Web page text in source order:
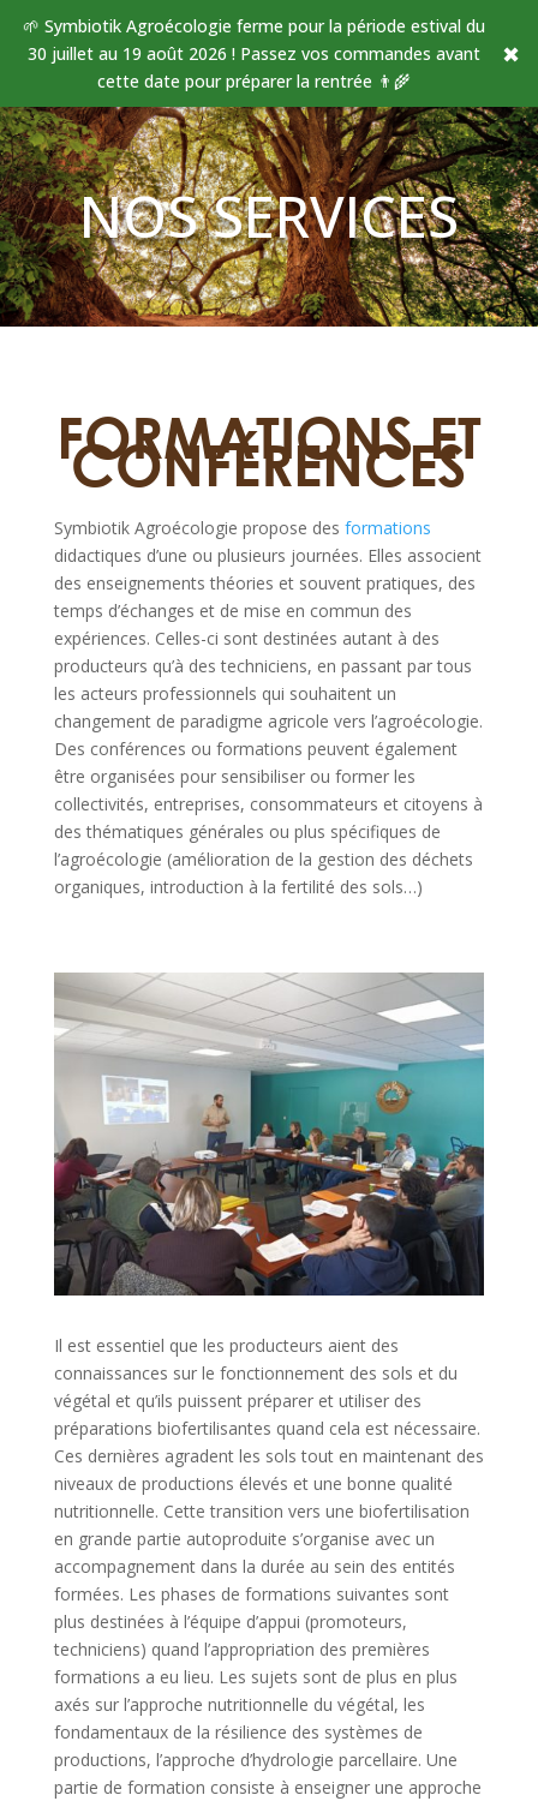
🌱 Symbiotik Agroécologie ferme pour la période estival du
30 juillet au 19 août 2026 ! Passez vos commandes avant
cette date pour préparer la rentrée 👨‍🌾
✖
NOS SERVICES
FORMATIONS ET
CONFÉRENCES
Symbiotik Agroécologie propose des formations
didactiques d’une ou plusieurs journées. Elles associent
des enseignements théories et souvent pratiques, des
temps d’échanges et de mise en commun des
expériences. Celles-ci sont destinées autant à des
producteurs qu’à des techniciens, en passant par tous
les acteurs professionnels qui souhaitent un
changement de paradigme agricole vers l’agroécologie.
Des conférences ou formations peuvent également
être organisées pour sensibiliser ou former les
collectivités, entreprises, consommateurs et citoyens à
des thématiques générales ou plus spécifiques de
l’agroécologie (amélioration de la gestion des déchets
organiques, introduction à la fertilité des sols…)
Il est essentiel que les producteurs aient des
connaissances sur le fonctionnement des sols et du
végétal et qu’ils puissent préparer et utiliser des
préparations biofertilisantes quand cela est nécessaire.
Ces dernières agradent les sols tout en maintenant des
niveaux de productions élevés et une bonne qualité
nutritionnelle. Cette transition vers une biofertilisation
en grande partie autoproduite s’organise avec un
accompagnement dans la durée au sein des entités
formées. Les phases de formations suivantes sont
plus destinées à l’équipe d’appui (promoteurs,
techniciens) quand l’appropriation des premières
formations a eu lieu. Les sujets sont de plus en plus
axés sur l’approche nutritionnelle du végétal, les
fondamentaux de la résilience des systèmes de
productions, l’approche d’hydrologie parcellaire. Une
partie de formation consiste à enseigner une approche